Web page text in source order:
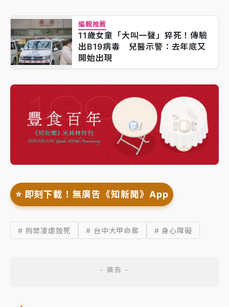
編輯推薦
11歲女童「大叫一聲」猝死！傳驗
出B19病毒 兒醫示警：去年底又
開始出現
⭐️ 即刻下載！無廣告《知新聞》App
# 拘禁凌虐致死 # 台中大甲命案 # 身心障礙